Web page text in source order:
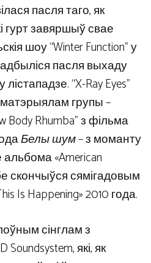
пасля таго, як
гурт завяршыў свае
шоу “Winter Function” у
пасля выхаду
“X-Ray Eyes”
групы –
Body Rhumba” з фільма
Белы шум– з моманту
альбома «American
скончыўся сямігадовым
Is Happening» 2010 года.
сінглам з
які, як